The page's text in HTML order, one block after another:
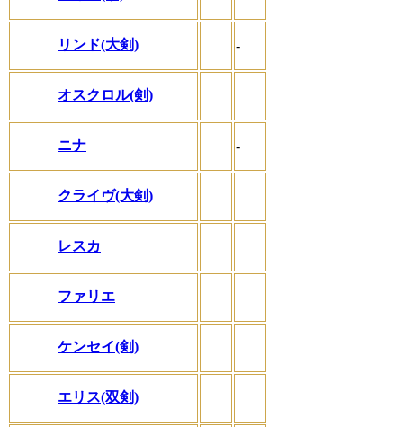
リンド(大剣) -
オスクロル(剣)
ニナ -
クライヴ(大剣)
レスカ
ファリエ
ケンセイ(剣)
エリス(双剣)